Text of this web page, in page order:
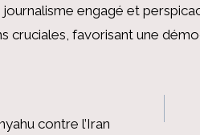
journalisme engagé et
cruciales, favorisant une
contre l’Iran